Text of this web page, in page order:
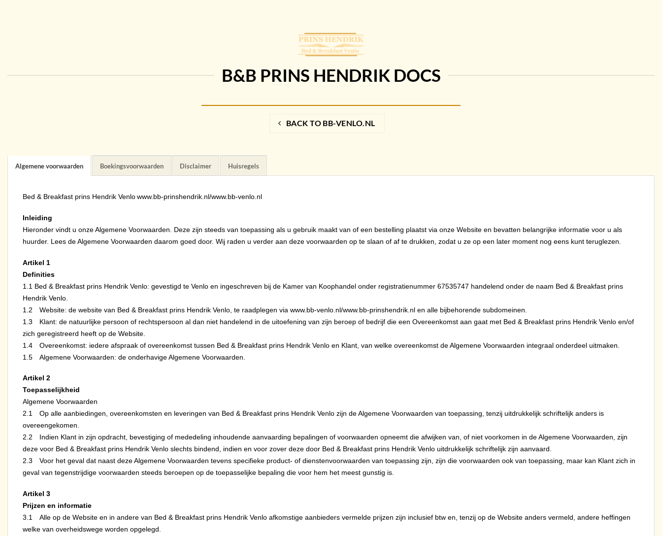
B&B PRINS HENDRIK DOCS
BACK TO BB-VENLO.NL
Algemene voorwaarden Boekingsvoorwaarden Disclaimer Huisregels
Bed & Breakfast prins Hendrik Venlowww.bb-prinshendrik.nl/www.bb-venlo.nl
Inleiding
Hieronder vindt u onze Algemene Voorwaarden. Deze zijn steeds van toepassing als u gebruik maakt van of een bestelling plaatst via onze Website en bevatten belangrijke informatie voor u als
huurder. Lees de Algemene Voorwaarden daarom goed door. Wij raden u verder aan deze voorwaarden op te slaan of af te drukken, zodat u ze op een later moment nog eens kunt teruglezen.
Artikel 1
Definities
1.1 Bed & Breakfast prins Hendrik Venlo: gevestigd te Venlo en ingeschreven bij de Kamer van Koophandel onder registratienummer 67535747 handelend onder de naam Bed & Breakfast prins
Hendrik Venlo.
1.2 Website: de website van Bed & Breakfast prins Hendrik Venlo, te raadplegen via www.bb-venlo.nl/www.bb-prinshendrik.nl en alle bijbehorende subdomeinen.
1.3 Klant: de natuurlijke persoon of rechtspersoon al dan niet handelend in de uitoefening van zijn beroep of bedrijf die een Overeenkomst aan gaat met Bed & Breakfast prins Hendrik Venlo en/of
zich geregistreerd heeft op de Website.
1.4 Overeenkomst: iedere afspraak of overeenkomst tussen Bed & Breakfast prins Hendrik Venlo en Klant, van welke overeenkomst de Algemene Voorwaarden integraal onderdeel uitmaken.
1.5 Algemene Voorwaarden: de onderhavige Algemene Voorwaarden.
Artikel 2
Toepasselijkheid
Algemene Voorwaarden
2.1 Op alle aanbiedingen, overeenkomsten en leveringen van Bed & Breakfast prins Hendrik Venlo zijn de Algemene Voorwaarden van toepassing, tenzij uitdrukkelijk schriftelijk anders is
overeengekomen.
2.2 Indien Klant in zijn opdracht, bevestiging of mededeling inhoudende aanvaarding bepalingen of voorwaarden opneemt die afwijken van, of niet voorkomen in de Algemene Voorwaarden, zijn
deze voor Bed & Breakfast prins Hendrik Venlo slechts bindend, indien en voor zover deze door Bed & Breakfast prins Hendrik Venlo uitdrukkelijk schriftelijk zijn aanvaard.
2.3 Voor het geval dat naast deze Algemene Voorwaarden tevens specifieke product- of dienstenvoorwaarden van toepassing zijn, zijn die voorwaarden ook van toepassing, maar kan Klant zich in
geval van tegenstrijdige voorwaarden steeds beroepen op de toepasselijke bepaling die voor hem het meest gunstig is.
Artikel 3
Prijzen en informatie
3.1 Alle op de Website en in andere van Bed & Breakfast prins Hendrik Venlo afkomstige aanbieders vermelde prijzen zijn inclusief btw en, tenzij op de Website anders vermeld, andere heffingen
welke van overheidswege worden opgelegd.